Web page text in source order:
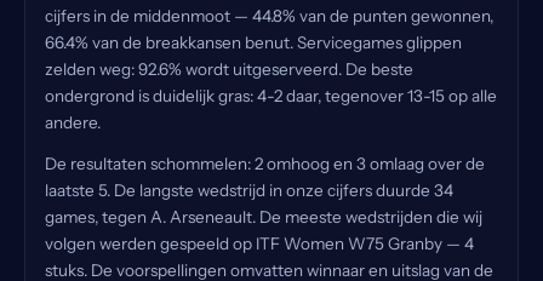
cijfers in de middenmoot — 44.8% van de punten gewonnen,
66.4% van de breakkansen benut. Servicegames glippen
zelden weg: 92.6% wordt uitgeserveerd. De beste
ondergrond is duidelijk gras: 4-2 daar, tegenover 13-15 op alle
andere.
De resultaten schommelen: 2 omhoog en 3 omlaag over de
laatste 5. De langste wedstrijd in onze cijfers duurde 34
games, tegen A. Arseneault. De meeste wedstrijden die wij
volgen werden gespeeld op ITF Women W75 Granby — 4
stuks. De voorspellingen omvatten winnaar en uitslag van de